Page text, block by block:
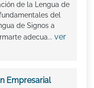
de la Lengua de
del
de Signos a
adecua... ver
Empresarial